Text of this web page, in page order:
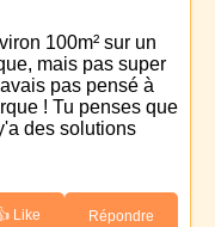
100m² sur un
mais pas super
pas pensé à
! Tu penses que
des solutions
Like Répondre